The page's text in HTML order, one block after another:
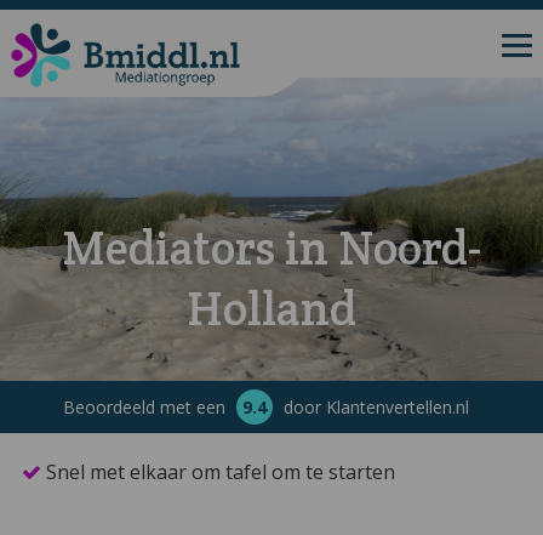
Mediators in Noord-
Holland
Beoordeeld met een 9.4 door Klantenvertellen.nl
Snel met elkaar om tafel om te starten